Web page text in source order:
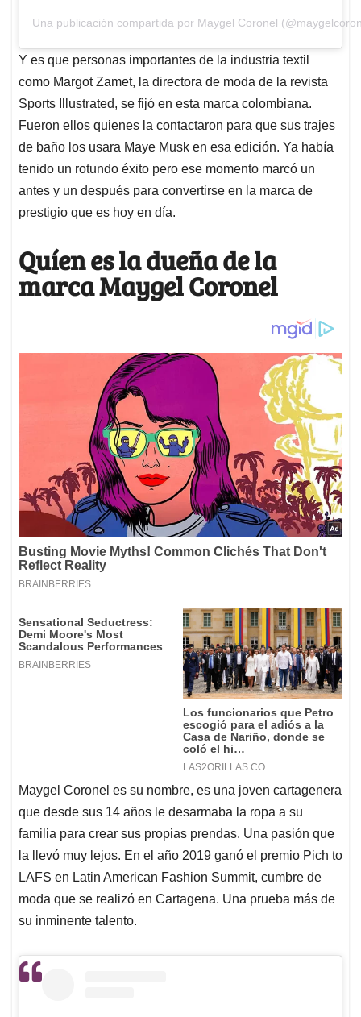
Una publicación compartida por Maygel Coronel
Y es que personas importantes de la industria textil
como Margot Zamet, la directora de moda de la revista
Sports Illustrated, se fijó en esta marca colombiana.
Fueron ellos quienes la contactaron para que sus trajes
de baño los usara Maye Musk en esa edición. Ya había
tenido un rotundo éxito pero ese momento marcó un
antes y un después para convertirse en la marca de
prestigio que es hoy en día.
Quíen es la dueña de la
marca Maygel Coronel
Maygel Coronel es su nombre, es una joven cartagenera
que desde sus 14 años le desarmaba la ropa a su
familia para crear sus propias prendas. Una pasión que
la llevó muy lejos. En el año 2019 ganó el premio Pich to
LAFS en Latin American Fashion Summit, cumbre de
moda que se realizó en Cartagena. Una prueba más de
su inminente talento.